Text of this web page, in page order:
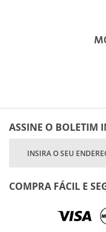
ASSINE O BOLETIM
Newsletter:
COMPRA FÁCIL E